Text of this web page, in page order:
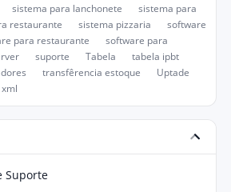
sistema para lanchonete
sistema para
restaurante sistema pizzaria
software
para restaurante
software para
suporte Tabela
tabela ipbt
transfêrencia estoque
Uptade
xml
Suporte